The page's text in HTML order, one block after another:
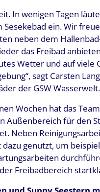
In wenigen Tagen
Sesekebad ein. Wir
neben dem
das Freibad
Wetter und auf viele
sagt Carsten
der GSW Wasserwelt.
Wochen hat das
Außenbereich für den
Neben
dazu genutzt, um
Freibadbereich